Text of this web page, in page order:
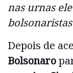
nas urnas
Depois de
Bolsonaro